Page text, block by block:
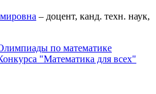
– доцент, канд. техн. наук,
по математике
"Математика для всех"